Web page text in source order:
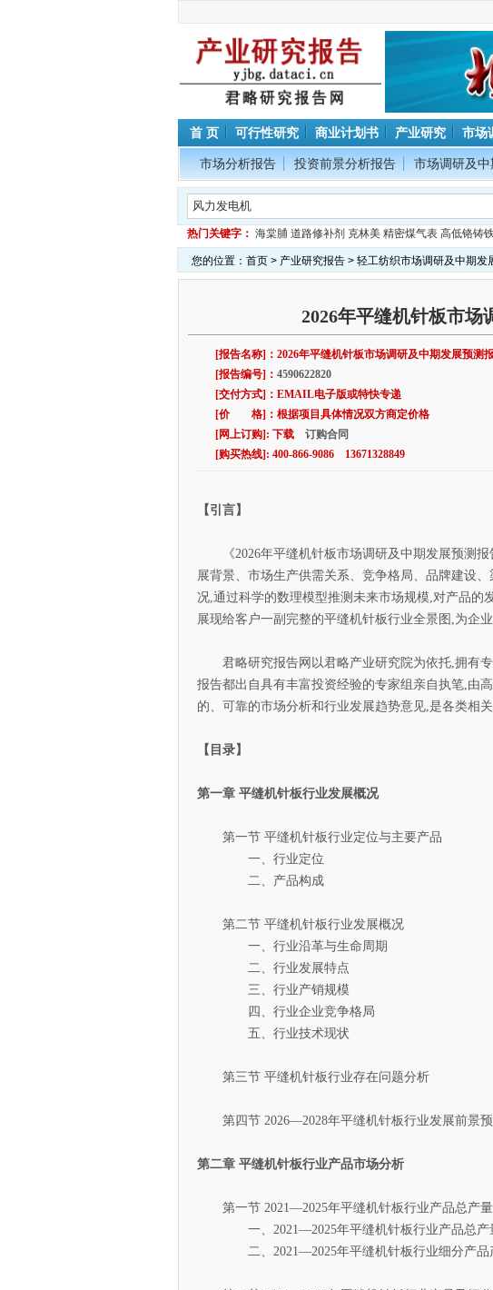
首 页 可行性研究 商业计划书 产业研究 市场
市场分析报告 投资前景分析报告 市场调研及
热门关键字： 海棠脯 道路修补剂 克林美 精密煤气表 高低铬铸
您的位置： 首页> 产业研究报告> 轻工纺织市场调研及中期发
2026年平缝机针板市场
[报告名称]：2026年平缝机针板市场调研及中期发展预测
[报告编号]： 4590622820
[交付方式]：EMAIL电子版或特快专递
[价 格]：根据项目具体情况双方商定价格
[网上订购]: 下载 订购合同
[购买热线]: 400-866-9086 13671328849
【引言】
《2026年平缝机针板市场调研及中期发展预测报
展背景、市场生产供需关系、竞争格局、品牌建设
况,通过科学的数理模型推测未来市场规模,对产品的
展现给客户一副完整的平缝机针板行业全景图,为企
君略研究报告网以君略产业研究院为依托,拥有专
报告都出自具有丰富投资经验的专家组亲自执笔,由
的、可靠的市场分析和行业发展趋势意见,是各类相
【目录】
第一章 平缝机针板行业发展概况
第一节 平缝机针板行业定位与主要产品
一、行业定位
二、产品构成
第二节 平缝机针板行业发展概况
一、行业沿革与生命周期
二、行业发展特点
三、行业产销规模
四、行业企业竞争格局
五、行业技术现状
第三节 平缝机针板行业存在问题分析
第四节 2026—2028年平缝机针板行业发展前景预
第二章 平缝机针板行业产品市场分析
第一节 2021—2025年平缝机针板行业产品总产量
一、2021—2025年平缝机针板行业产品总产
二、2021—2025年平缝机针板行业细分产品